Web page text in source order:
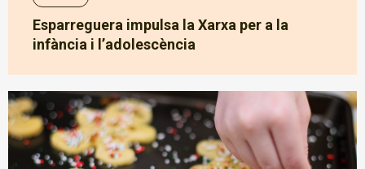
Esparreguera impulsa la Xarxa per a la
infància i l’adolescència